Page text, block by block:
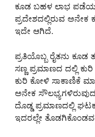
ಕೂಡ ಬಹಳ ಲಾಭ
ಪ್ರದೇಶದಲ್ಲಿರುವ
ಇದೇ ಆಗಿದೆ.
ಪ್ರತಿಯೊಬ್ಬ ರೈತನು
ಸಣ್ಣ ಪ್ರಮಾಣದ ದಲ್ಲಿ ಕುರಿ
ಕುರಿ ಕೋಳಿ ಸಾಕಾಣಿಕೆ
ಅನೇಕ
ದೊಡ್ಡ ಪ್ರಮಾಣದಲ್ಲಿ
ಇದರಲ್ಲೇ